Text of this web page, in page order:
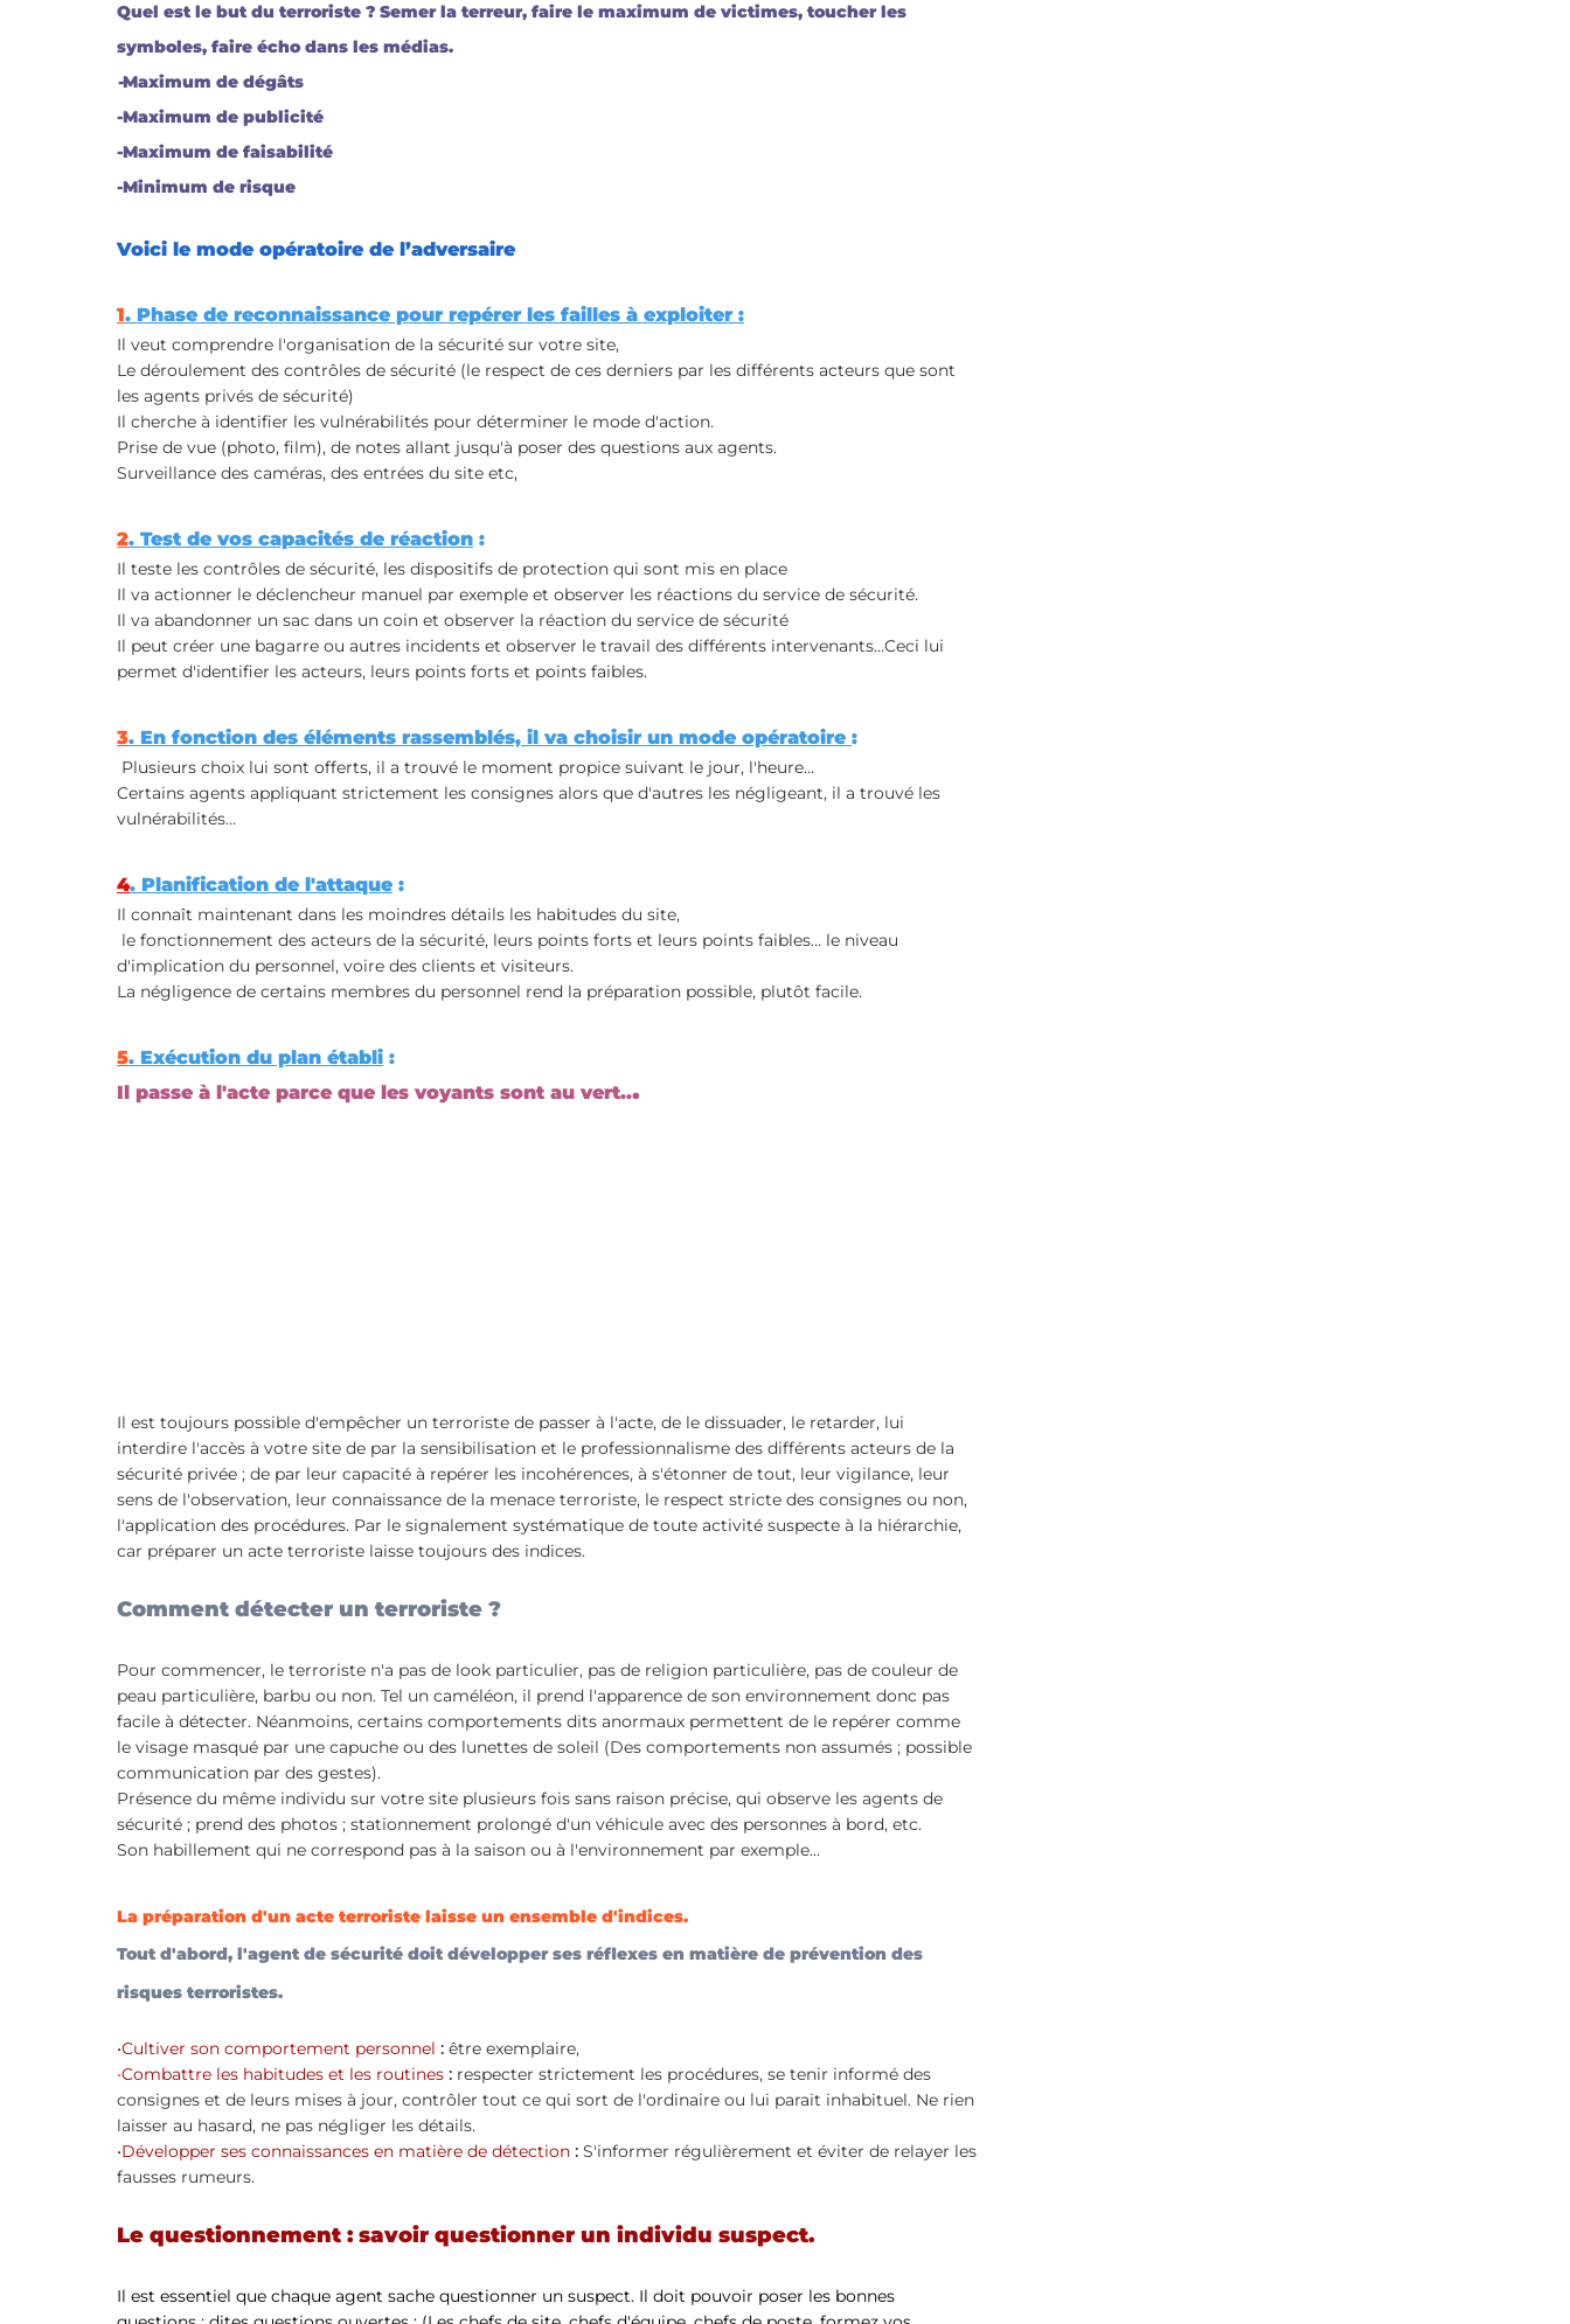
Quel est le but du terroriste ? Semer la terreur, faire le maximum de victimes, toucher les
symboles, faire écho dans les médias.
-Maximum de dégâts
-Maximum de publicité
-Maximum de faisabilité
-Minimum de risque
Voici le mode opératoire de l’adversaire
1. Phase de reconnaissance pour repérer les failles à exploiter :
Il veut comprendre l'organisation de la sécurité sur votre site,
Le déroulement des contrôles de sécurité (le respect de ces derniers par les différents acteurs que sont
les agents privés de sécurité)
Il cherche à identifier les vulnérabilités pour déterminer le mode d'action.
Prise de vue (photo, film), de notes allant jusqu'à poser des questions aux agents.
Surveillance des caméras, des entrées du site etc,
2. Test de vos capacités de réaction :
Il teste les contrôles de sécurité, les dispositifs de protection qui sont mis en place
Il va actionner le déclencheur manuel par exemple et observer les réactions du service de sécurité.
Il va abandonner un sac dans un coin et observer la réaction du service de sécurité
Il peut créer une bagarre ou autres incidents et observer le travail des différents intervenants...Ceci lui
permet d'identifier les acteurs, leurs points forts et points faibles.
3. En fonction des éléments rassemblés, il va choisir un mode opératoire :
Plusieurs choix lui sont offerts, il a trouvé le moment propice suivant le jour, l'heure...
Certains agents appliquant strictement les consignes alors que d'autres les négligeant, il a trouvé les
vulnérabilités...
4. Planification de l'attaque :
Il connaît maintenant dans les moindres détails les habitudes du site,
d'implication du personnel, voire des clients et visiteurs.
La négligence de certains membres du personnel rend la préparation possible, plutôt facile.
5. Exécution du plan établi :
Il passe à l'acte parce que les voyants sont au vert...
Il est toujours possible d'empêcher un terroriste de passer à l'acte, de le dissuader, le retarder, lui
interdire l'accès à votre site de par la sensibilisation et le professionnalisme des différents acteurs de la
sécurité privée ; de par leur capacité à repérer les incohérences, à s'étonner de tout, leur vigilance, leur
sens de l'observation, leur connaissance de la menace terroriste, le respect stricte des consignes ou non,
l'application des procédures. Par le signalement systématique de toute activité suspecte à la hiérarchie,
car préparer un acte terroriste laisse toujours des indices.
Comment détecter un terroriste ?
Pour commencer, le terroriste n'a pas de look particulier, pas de religion particulière, pas de couleur de
peau particulière, barbu ou non. Tel un caméléon, il prend l'apparence de son environnement donc pas
facile à détecter. Néanmoins, certains comportements dits anormaux permettent de le repérer comme
le visage masqué par une capuche ou des lunettes de soleil (Des comportements non assumés ; possible
communication par des gestes).
Présence du même individu sur votre site plusieurs fois sans raison précise, qui observe les agents de
sécurité ; prend des photos ; stationnement prolongé d'un véhicule avec des personnes à bord, etc.
Son habillement qui ne correspond pas à la saison ou à l'environnement par exemple...
La préparation d'un acte terroriste laisse un ensemble d'indices.
Tout d'abord, l'agent de sécurité doit développer ses réflexes en matière de prévention des
risques terroristes.
•Cultiver son comportement personnel : être exemplaire,
•Combattre les habitudes et les routines : respecter strictement les procédures, se tenir informé des
consignes et de leurs mises à jour, contrôler tout ce qui sort de l'ordinaire ou lui parait inhabituel. Ne rien
laisser au hasard, ne pas négliger les détails.
•Développer ses connaissances en matière de détection : S'informer régulièrement et éviter de relayer les
fausses rumeurs.
Le questionnement : savoir questionner un individu suspect.
Il est essentiel que chaque agent sache questionner un suspect. Il doit pouvoir poser les bonnes